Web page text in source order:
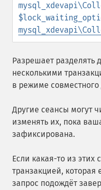
Разрешает разделять
несколькими
в режиме совместного
Другие сеансы могут
изменять их, пока
зафиксирована.
Если какая-то из этих
транзакцией,
запрос подождёт